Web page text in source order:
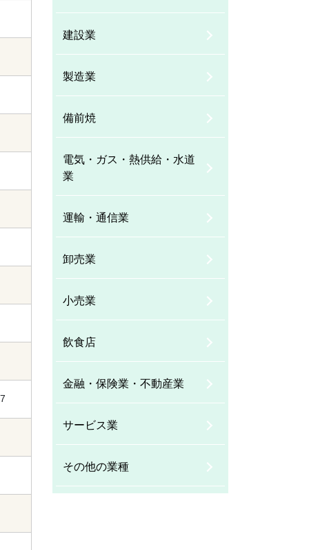
建設業
製造業
備前焼
電気・ガス・熱供給・水道
業
運輸・通信業
卸売業
小売業
飲食店
金融・保険業・不動産業
サービス業
その他の業種